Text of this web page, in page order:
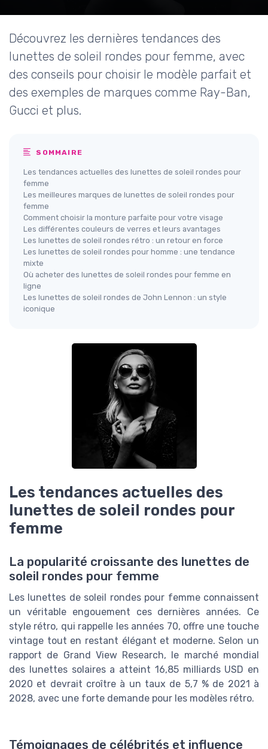
Découvrez les dernières tendances des
lunettes de soleil rondes pour femme, avec
des conseils pour choisir le modèle parfait et
des exemples de marques comme Ray-Ban,
Gucci et plus.
SOMMAIRE
Les tendances actuelles des lunettes de soleil rondes pour
femme
Les meilleures marques de lunettes de soleil rondes pour
femme
Comment choisir la monture parfaite pour votre visage
Les différentes couleurs de verres et leurs avantages
Les lunettes de soleil rondes rétro : un retour en force
Les lunettes de soleil rondes pour homme : une tendance
mixte
Où acheter des lunettes de soleil rondes pour femme en
ligne
Les lunettes de soleil rondes de John Lennon : un style
iconique
Les tendances actuelles des
lunettes de soleil rondes pour
femme
La popularité croissante des lunettes de
soleil rondes pour femme
Les lunettes de soleil rondes pour femme connaissent
un véritable engouement ces dernières années. Ce
style rétro, qui rappelle les années 70, offre une touche
vintage tout en restant élégant et moderne. Selon un
rapport de Grand View Research, le marché mondial
des lunettes solaires a atteint 16,85 milliards USD en
2020 et devrait croître à un taux de 5,7 % de 2021 à
2028, avec une forte demande pour les modèles rétro.
Témoignages de célébrités et influence